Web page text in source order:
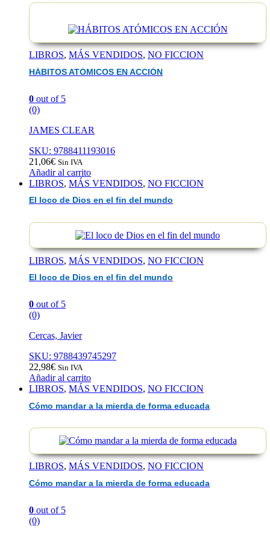
EAN :9788408308607
LIBROS, MÁS VENDIDOS, NO FICCION
HÁBITOS ATÓMICOS EN ACCIÓN
0 out of 5
(0)
JAMES CLEAR
SKU: 9788411193016
21,06€ Sin IVA
Añadir al carrito
LIBROS, MÁS VENDIDOS, NO FICCION
El loco de Dios en el fin del mundo
LIBROS, MÁS VENDIDOS, NO FICCION
El loco de Dios en el fin del mundo
0 out of 5
(0)
Cercas, Javier
SKU: 9788439745297
22,98€ Sin IVA
Añadir al carrito
LIBROS, MÁS VENDIDOS, NO FICCION
Cómo mandar a la mierda de forma educada
LIBROS, MÁS VENDIDOS, NO FICCION
Cómo mandar a la mierda de forma educada
0 out of 5
(0)